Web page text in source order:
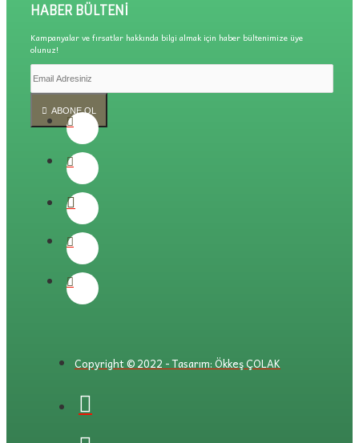
HABER BÜLTENI
Kampanyalar ve fırsatlar hakkında bilgi almak için haber bültenimize üye
olunuz!
ABONE OL
Copyright © 2022 - Tasarım: Ökkeş ÇOLAK